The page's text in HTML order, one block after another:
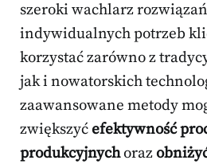
szeroki wachlarz
indywidualnych potrzeb
korzystać zarówno z
jak i nowatorskich
zaawansowane metody
zwiększyćefektywność
produkcyjnychoraz